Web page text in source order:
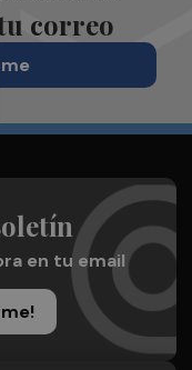
correo
en tu email